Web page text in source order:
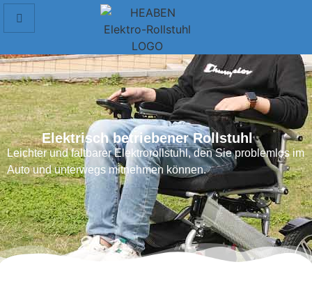
Elektrisch betriebener Rollstuhl
Leichter und faltbarer Elektrorollstuhl, den Sie problemlos im
Auto und unterwegs mitnehmen können.